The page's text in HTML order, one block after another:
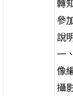
轉
參
說
一
像
攝